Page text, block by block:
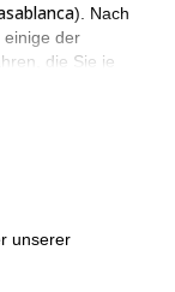
). Nach
einige der
die Sie je
notwendig!
sowie an
haben.
erfüllen!
unserer